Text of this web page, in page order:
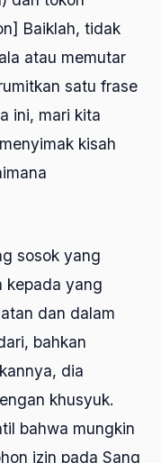
Baiklah, tidak
atau memutar
satu frase
ini, mari kita
kisah
sosok yang
kepada yang
dan dalam
bahkan
dia
khusyuk.
bahwa mungkin
izin pada Sang